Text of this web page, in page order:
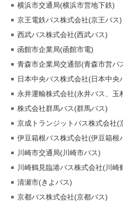
横浜市交通局(横浜市営地下鉄)
京王電鉄バス株式会社(京王バス)
西武バス株式会社(西武バス)
函館市企業局(函館市電)
青森市企業局交通部(青森市営バ
日本中央バス株式会社(日本中央
永井運輸株式会社(永井バス、玉
株式会社群馬バス(群馬バス)
京成トランジットバス株式会社(
伊豆箱根バス株式会社(伊豆箱根
川崎市交通局(川崎市バス)
川崎鶴見臨港バス株式会社(川崎
清瀬市(きよバス)
京都バス株式会社(京都バス)